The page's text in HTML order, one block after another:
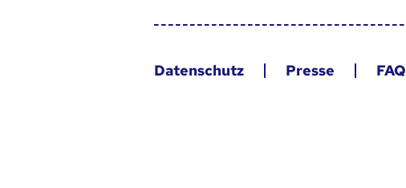
Datenschutz Presse FAQ